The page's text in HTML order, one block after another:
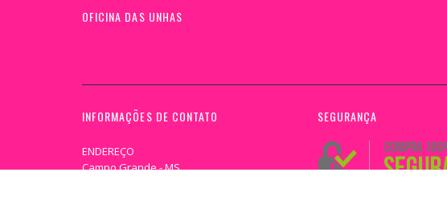
OFICINA DAS UNHAS
INFORMAÇÕES DE CONTATO
ENDEREÇO
Campo Grande - MS
SEGURANÇA